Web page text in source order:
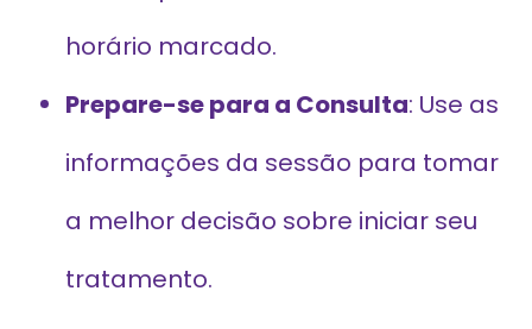
horário marcado.
Prepare-se para a Consulta: Use as
informações da sessão para tomar
a melhor decisão sobre iniciar seu
tratamento.